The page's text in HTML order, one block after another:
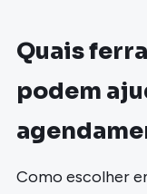
Quais
podem
Como escolher